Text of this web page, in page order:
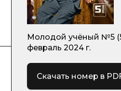
Молодой учёный №5
февраль 2024 г.
Скачать номер в